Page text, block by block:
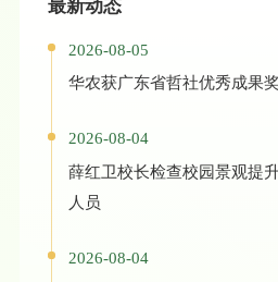
最新动态
2026-08-05
2026-08-04
薛红卫校长检查校园景观提
人员
2026-08-04